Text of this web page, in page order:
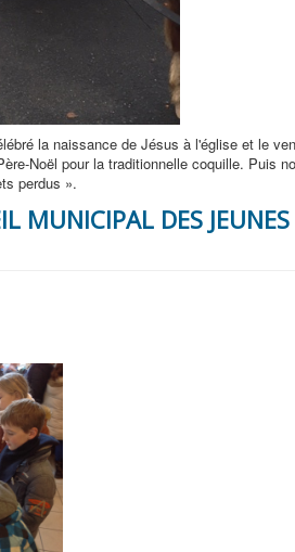
la naissance de Jésus à l'église et le
Noël pour la traditionnelle coquille. Puis
perdus ».
MUNICIPAL DES